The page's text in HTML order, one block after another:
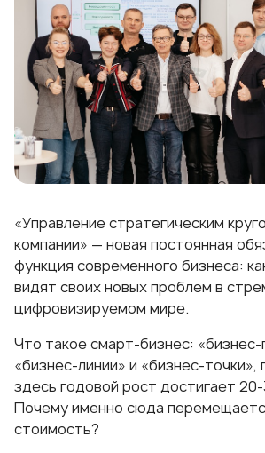
«Управление стратегическим
компании» — новая постоянная
функция современного бизнеса:
видят своих новых проблем в
цифровизируемом мире.
Что такое смарт-бизнес: «бизнес-
«бизнес-линии» и «бизнес-точки»,
здесь годовой рост достигает 20-
Почему именно сюда
стоимость?